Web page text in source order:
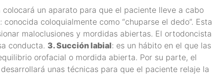
un aparato para que el paciente lleve a cabo
: conocida coloquialmente como “chuparse el dedo”. Esta
maloclusiones y mordidas abiertas. El ortodoncista
conducta. 3. Succión labial: es un hábito en el que las
orofacial o mordida abierta. Por su parte, el
unas técnicas para que el paciente relaje la